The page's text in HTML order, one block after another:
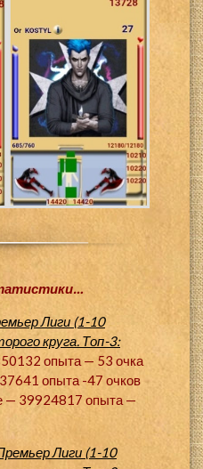
Лиги (1-10
круга. Топ-3:
опыта — 53 очка
опыта -47 очков
— 39924817 опыта —
Лиги (1-10